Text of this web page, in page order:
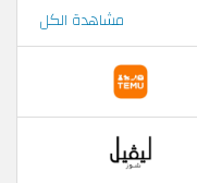
مشاهدة الكل